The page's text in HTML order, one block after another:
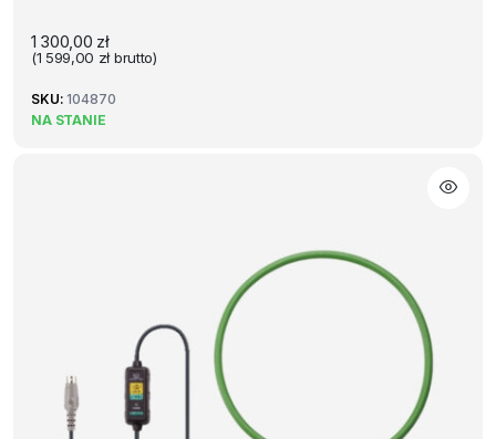
1 300,00 zł
(1 599,00 złbrutto)
SKU: 104870
NA STANIE